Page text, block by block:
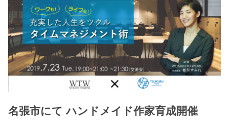
名張市にて ハンドメイド作家育成開催